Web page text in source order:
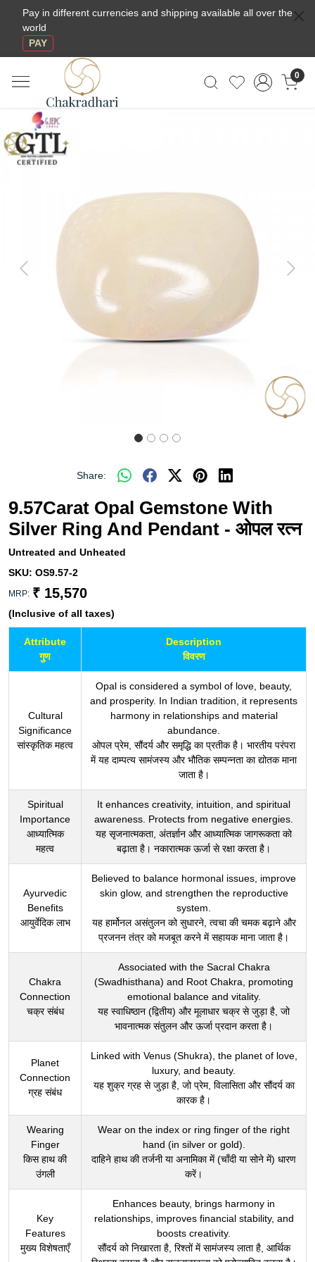
Pay in different currencies and shipping available all over the
world
PAY
0
Previous Next
Share:
9.57Carat Opal Gemstone With
Silver Ring And Pendant - ओपल रत्न
Untreated and Unheated
SKU: OS9.57-2
MRP: ₹ 15,570
(Inclusive of all taxes)
Attribute
गुण
Description
विवरण
Cultural
Significance
सांस्कृतिक महत्व
Opal is considered a symbol of love, beauty,
and prosperity. In Indian tradition, it represents
harmony in relationships and material
abundance.
ओपल प्रेम, सौंदर्य और समृद्धि का प्रतीक है। भारतीय परंपरा
में यह दाम्पत्य सामंजस्य और भौतिक सम्पन्नता का द्योतक माना
जाता है।
Spiritual
Importance
आध्यात्मिक
महत्व
It enhances creativity, intuition, and spiritual
awareness. Protects from negative energies.
यह सृजनात्मकता, अंतर्ज्ञान और आध्यात्मिक जागरूकता को
बढ़ाता है। नकारात्मक ऊर्जा से रक्षा करता है।
Ayurvedic
Benefits
आयुर्वेदिक लाभ
Believed to balance hormonal issues, improve
skin glow, and strengthen the reproductive
system.
यह हार्मोनल असंतुलन को सुधारने, त्वचा की चमक बढ़ाने और
प्रजनन तंत्र को मजबूत करने में सहायक माना जाता है।
Chakra
Connection
चक्र संबंध
Associated with the Sacral Chakra
(Swadhisthana) and Root Chakra, promoting
emotional balance and vitality.
यह स्वाधिष्ठान (द्वितीय) और मूलाधार चक्र से जुड़ा है, जो
भावनात्मक संतुलन और ऊर्जा प्रदान करता है।
Planet
Connection
ग्रह संबंध
Linked with Venus (Shukra), the planet of love,
luxury, and beauty.
यह शुक्र ग्रह से जुड़ा है, जो प्रेम, विलासिता और सौंदर्य का
कारक है।
Wearing
Finger
किस हाथ की
उंगली
Wear on the index or ring finger of the right
hand (in silver or gold).
दाहिने हाथ की तर्जनी या अनामिका में (चाँदी या सोने में) धारण
करें।
Key
Features
मुख्य विशेषताएँ
Enhances beauty, brings harmony in
relationships, improves financial stability, and
boosts creativity.
सौंदर्य को निखारता है, रिश्तों में सामंजस्य लाता है, आर्थिक